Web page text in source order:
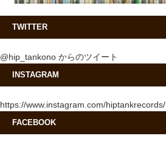
TWITTER
@hip_tankono からのツイート
INSTAGRAM
https://www.instagram.com/hiptankrecords/
FACEBOOK